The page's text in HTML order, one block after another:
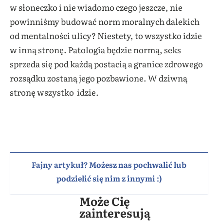
w słoneczko i nie wiadomo czego jeszcze, nie
powinniśmy budować norm moralnych dalekich
od mentalności ulicy? Niestety, to wszystko idzie
w inną stronę. Patologia będzie normą, seks
sprzeda się pod każdą postacią a granice zdrowego
rozsądku zostaną jego pozbawione. W dziwną
stronę wszystko idzie.
Fajny artykuł? Możesz nas pochwalić lub
podzielić się nim z innymi :)
Może Cię
zainteresują